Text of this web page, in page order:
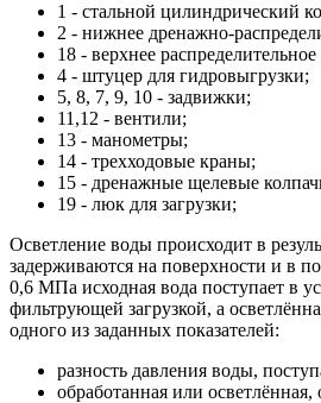
1 - стальной цилиндрический
2 - нижнее дренажно-
18 - верхнее распределительное
4 - штуцер для гидровыгрузки;
5, 8, 7, 9, 10 - задвижки;
11,12 - вентили;
13 - манометры;
14 - трехходовые краны;
15 - дренажные щелевые
19 - люк для загрузки;
Осветление воды происходит в
задерживаются на поверхности и в
0,6 МПа исходная вода поступает в
фильтрующей загрузкой, а
одного из заданных показателей:
разность давления воды,
обработанная или